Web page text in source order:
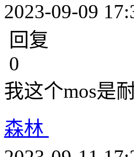
2023-09-09
回复
0
我这个mos是
森林